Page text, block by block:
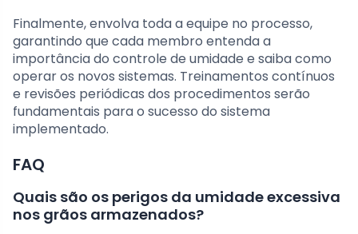
Finalmente, envolva toda a equipe no processo,
garantindo que cada membro entenda a
importância do controle de umidade e saiba como
operar os novos sistemas. Treinamentos contínuos
e revisões periódicas dos procedimentos serão
fundamentais para o sucesso do sistema
implementado.
FAQ
Quais são os perigos da umidade excessiva
nos grãos armazenados?